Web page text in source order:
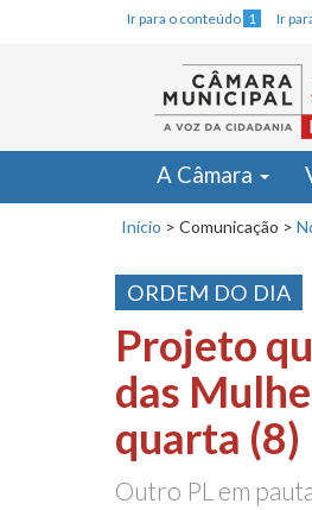
Ir para o conteúdo 1 Ir
A Câmara
Início > Comunicação >
ORDEM DO DIA
Projeto
das
quarta (8)
Outro PL em